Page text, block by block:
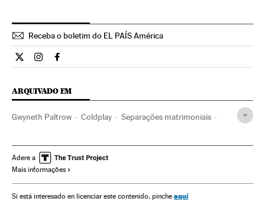
Receba o boletim do EL PAÍS América
Cultura El País Brasil en Twitter
Cultura El País Brasil en Instagram
Cultura El País Brasil en Facebook
ARQUIVADO EM
Gwyneth Paltrow Coldplay Separações matrimoniais
Sociedade Música
Adere a
Mais informações
Si está interesado en licenciar este contenido, pinche aquí